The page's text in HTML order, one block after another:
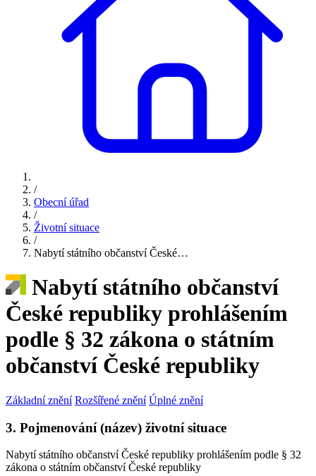
/
Obecní úřad
/
Životní situace
/
Nabytí státního občanství České…
Nabytí státního občanství
České republiky prohlášením
podle § 32 zákona o státním
občanství České republiky
Základní znění Rozšířené znění Úplné znění
3. Pojmenování (název) životní situace
Nabytí státního občanství České republiky prohlášením podle § 32
zákona o státním občanství České republiky